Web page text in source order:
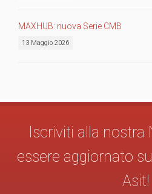
MAXHUB: nuova Serie CMB
13 Maggio 2026
Iscriviti alla
essere aggiornato
Asit!